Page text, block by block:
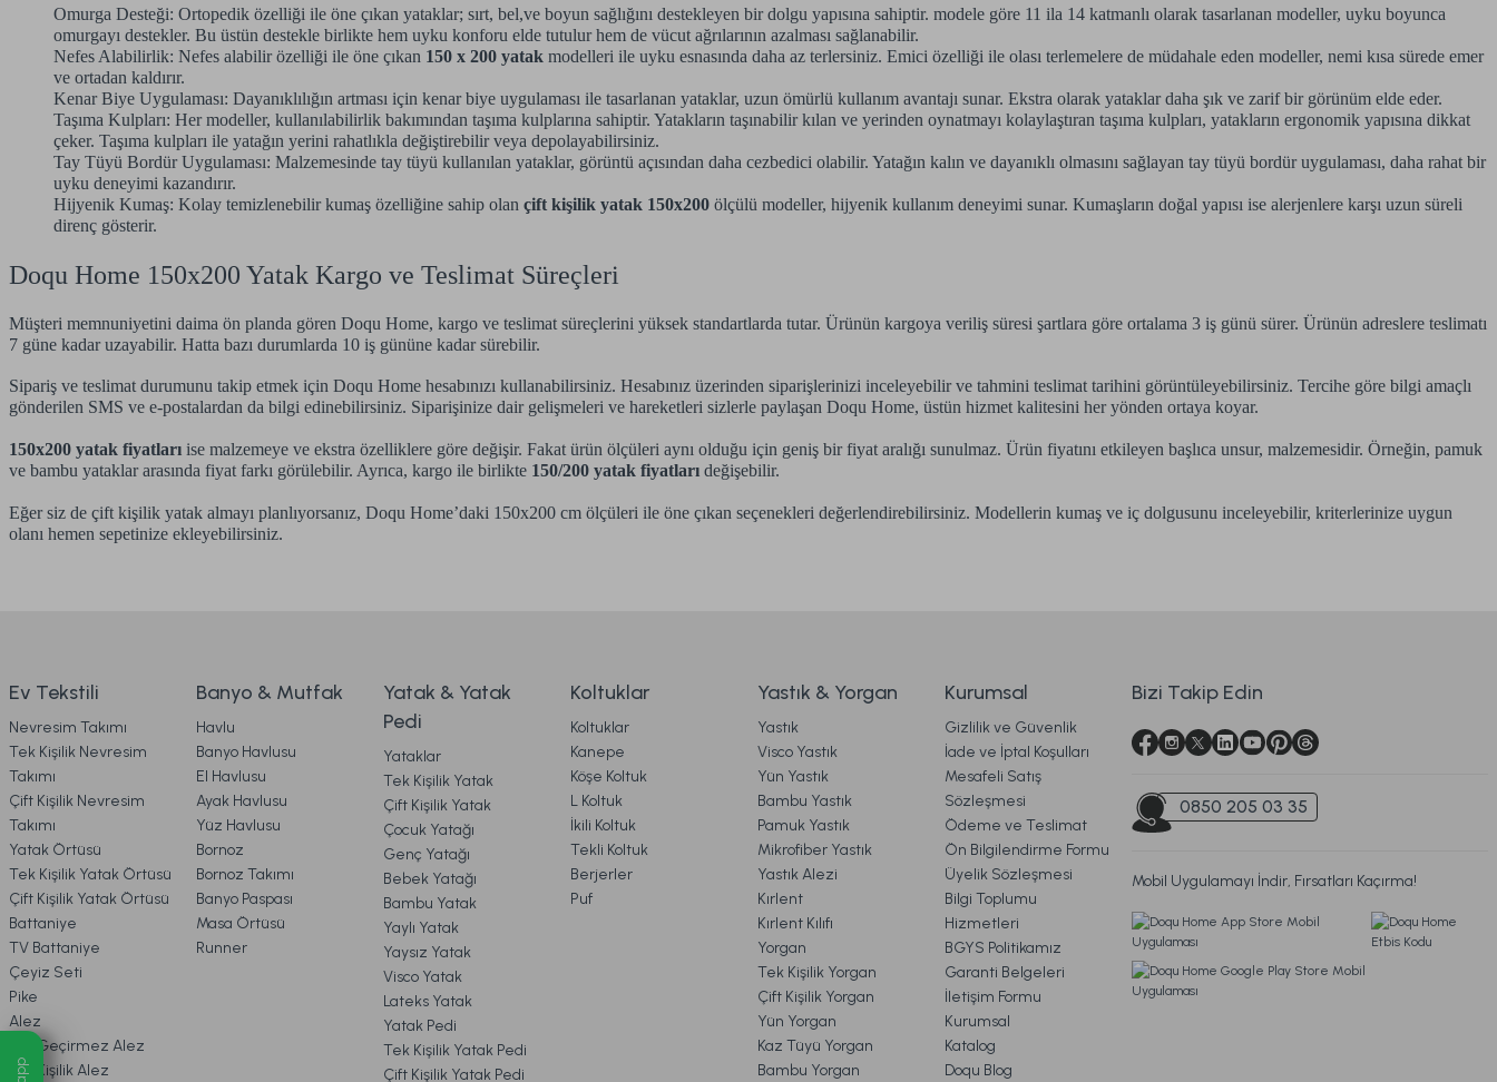
Omurga Desteği: Ortopedik özelliği ile öne çıkan yataklar; sırt, bel,ve boyun sağlığını destekleyen bir dolgu yapısına sahiptir. modele göre 11 ila 14 katmanlı olarak tasarlanan modeller, uyku boyunca
omurgayı destekler. Bu üstün destekle birlikte hem uyku konforu elde tutulur hem de vücut ağrılarının azalması sağlanabilir.
Nefes Alabilirlik: Nefes alabilir özelliği ile öne çıkan 150 x 200 yatak modelleri ile uyku esnasında daha az terlersiniz. Emici özelliği ile olası terlemelere de müdahale eden modeller, nemi kısa sürede emer
ve ortadan kaldırır.
Kenar Biye Uygulaması: Dayanıklılığın artması için kenar biye uygulaması ile tasarlanan yataklar, uzun ömürlü kullanım avantajı sunar. Ekstra olarak yataklar daha şık ve zarif bir görünüm elde eder.
Taşıma Kulpları: Her modeller, kullanılabilirlik bakımından taşıma kulplarına sahiptir. Yatakların taşınabilir kılan ve yerinden oynatmayı kolaylaştıran taşıma kulpları, yatakların ergonomik yapısına dikkat
çeker. Taşıma kulpları ile yatağın yerini rahatlıkla değiştirebilir veya depolayabilirsiniz.
Tay Tüyü Bordür Uygulaması: Malzemesinde tay tüyü kullanılan yataklar, görüntü açısından daha cezbedici olabilir. Yatağın kalın ve dayanıklı olmasını sağlayan tay tüyü bordür uygulaması, daha rahat bir
uyku deneyimi kazandırır.
Hijyenik Kumaş: Kolay temizlenebilir kumaş özelliğine sahip olan çift kişilik yatak 150x200 ölçülü modeller, hijyenik kullanım deneyimi sunar. Kumaşların doğal yapısı ise alerjenlere karşı uzun süreli
direnç gösterir.
Doqu Home 150x200 Yatak Kargo ve Teslimat Süreçleri
Müşteri memnuniyetini daima ön planda gören Doqu Home, kargo ve teslimat süreçlerini yüksek standartlarda tutar. Ürünün kargoya veriliş süresi şartlara göre ortalama 3 iş günü sürer. Ürünün adreslere teslimatı
7 güne kadar uzayabilir. Hatta bazı durumlarda 10 iş gününe kadar sürebilir.
Sipariş ve teslimat durumunu takip etmek için Doqu Home hesabınızı kullanabilirsiniz. Hesabınız üzerinden siparişlerinizi inceleyebilir ve tahmini teslimat tarihini görüntüleyebilirsiniz. Tercihe göre bilgi amaçlı
gönderilen SMS ve e-postalardan da bilgi edinebilirsiniz. Siparişinize dair gelişmeleri ve hareketleri sizlerle paylaşan Doqu Home, üstün hizmet kalitesini her yönden ortaya koyar.
150x200 yatak fiyatları ise malzemeye ve ekstra özelliklere göre değişir. Fakat ürün ölçüleri aynı olduğu için geniş bir fiyat aralığı sunulmaz. Ürün fiyatını etkileyen başlıca unsur, malzemesidir. Örneğin, pamuk
ve bambu yataklar arasında fiyat farkı görülebilir. Ayrıca, kargo ile birlikte 150/200 yatak fiyatları değişebilir.
Eğer siz de çift kişilik yatak almayı planlıyorsanız, Doqu Home’daki 150x200 cm ölçüleri ile öne çıkan seçenekleri değerlendirebilirsiniz. Modellerin kumaş ve iç dolgusunu inceleyebilir, kriterlerinize uygun
olanı hemen sepetinize ekleyebilirsiniz.
Ev Tekstili
Nevresim Takımı
Tek Kişilik Nevresim
Takımı
Çift Kişilik Nevresim
Takımı
Yatak Örtüsü
Tek Kişilik Yatak Örtüsü
Çift Kişilik Yatak Örtüsü
Battaniye
TV Battaniye
Çeyiz Seti
Pike
Alez
Sıvı Geçirmez Alez
Çift Kişilik Alez
Banyo & Mutfak
Havlu
Banyo Havlusu
El Havlusu
Ayak Havlusu
Yüz Havlusu
Bornoz
Bornoz Takımı
Banyo Paspası
Masa Örtüsü
Runner
Yatak & Yatak
Pedi
Yataklar
Tek Kişilik Yatak
Çift Kişilik Yatak
Çocuk Yatağı
Genç Yatağı
Bebek Yatağı
Bambu Yatak
Yaylı Yatak
Yaysız Yatak
Visco Yatak
Lateks Yatak
Yatak Pedi
Tek Kişilik Yatak Pedi
Çift Kişilik Yatak Pedi
Koltuklar
Koltuklar
Kanepe
Köşe Koltuk
L Koltuk
İkili Koltuk
Tekli Koltuk
Berjerler
Puf
Yastık & Yorgan
Yastık
Visco Yastık
Yün Yastık
Bambu Yastık
Pamuk Yastık
Mikrofiber Yastık
Yastık Alezi
Kırlent
Kırlent Kılıfı
Yorgan
Tek Kişilik Yorgan
Çift Kişilik Yorgan
Yün Yorgan
Kaz Tüyü Yorgan
Bambu Yorgan
Kurumsal
Gizlilik ve Güvenlik
İade ve İptal Koşulları
Mesafeli Satış
Sözleşmesi
Ödeme ve Teslimat
Ön Bilgilendirme Formu
Üyelik Sözleşmesi
Bilgi Toplumu
Hizmetleri
BGYS Politikamız
Garanti Belgeleri
İletişim Formu
Kurumsal
Katalog
Doqu Blog
Bizi Takip Edin
0850 205 03 35
Mobil Uygulamayı İndir, Fırsatları Kaçırma!